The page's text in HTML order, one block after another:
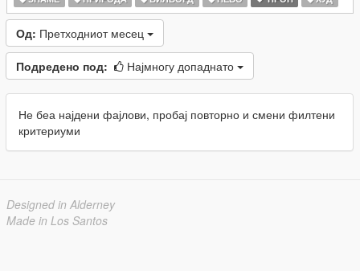
Од: Претходниот месец
Подредено под: Најмногу допаднато
Не беа најдени фајлови, пробај повторно и смени филтени
критериуми
Designed in Alderney
Made in Los Santos